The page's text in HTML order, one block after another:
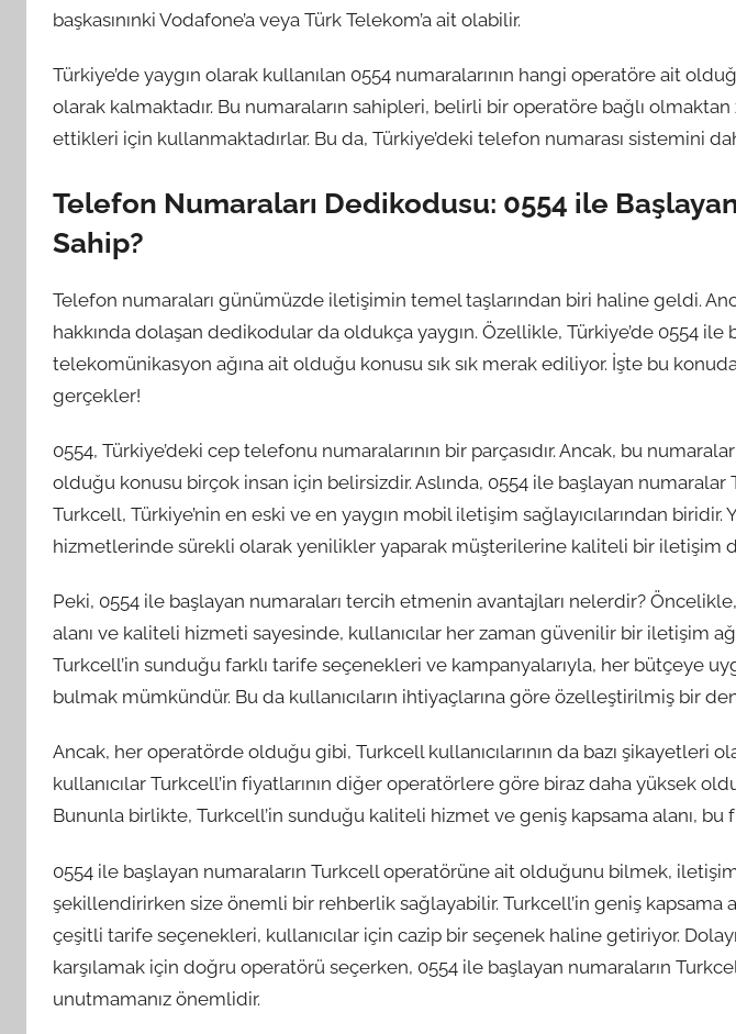
başkasınınki Vodafone’a veya Türk Telekom’a ait olabilir.
Türkiye’de yaygın olarak kullanılan 0554 numaralarının hangi operatöre ait
olarak kalmaktadır. Bu numaraların sahipleri, belirli bir operatöre bağlı
ettikleri için kullanmaktadırlar. Bu da, Türkiye’deki telefon numarası sistemini
Telefon Numaraları Dedikodusu: 0554 ile
Sahip?
Telefon numaraları günümüzde iletişimin temel taşlarından biri haline geldi.
hakkında dolaşan dedikodular da oldukça yaygın. Özellikle, Türkiye’de 0554 ile
telekomünikasyon ağına ait olduğu konusu sık sık merak ediliyor. İşte bu
gerçekler!
0554, Türkiye’deki cep telefonu numaralarının bir parçasıdır. Ancak, bu
olduğu konusu birçok insan için belirsizdir. Aslında, 0554 ile başlayan
Turkcell, Türkiye’nin en eski ve en yaygın mobil iletişim sağlayıcılarından biridir.
hizmetlerinde sürekli olarak yenilikler yaparak müşterilerine kaliteli bir iletişim
Peki, 0554 ile başlayan numaraları tercih etmenin avantajları nelerdir?
alanı ve kaliteli hizmeti sayesinde, kullanıcılar her zaman güvenilir bir iletişim
Turkcell’in sunduğu farklı tarife seçenekleri ve kampanyalarıyla, her bütçeye
bulmak mümkündür. Bu da kullanıcıların ihtiyaçlarına göre özelleştirilmiş bir
Ancak, her operatörde olduğu gibi, Turkcell kullanıcılarının da bazı şikayetleri
kullanıcılar Turkcell’in fiyatlarının diğer operatörlere göre biraz daha yüksek
Bununla birlikte, Turkcell’in sunduğu kaliteli hizmet ve geniş kapsama alanı, bu
0554 ile başlayan numaraların Turkcell operatörüne ait olduğunu bilmek,
şekillendirirken size önemli bir rehberlik sağlayabilir. Turkcell’in geniş kapsama
çeşitli tarife seçenekleri, kullanıcılar için cazip bir seçenek haline getiriyor.
karşılamak için doğru operatörü seçerken, 0554 ile başlayan numaraların
unutmamanız önemlidir.